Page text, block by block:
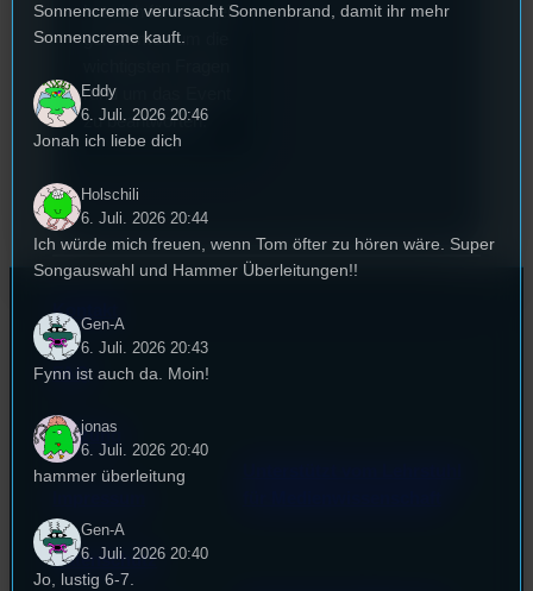
hat sich für uns Zeit
genommen um die
rund um das Event
zu beantworten.
Kontakt
FAQ
Satzung
Datenschutz
Sonnencreme verursacht Sonnenbrand, damit ihr mehr
Sonnencreme kauft.
Eddy
6. Juli. 2026 20:46
Jonah ich liebe dich
Holschili
6. Juli. 2026 20:44
Ich würde mich freuen, wenn Tom öfter zu hören wäre. Super
Songauswahl und Hammer Überleitungen!!
Gen-A
6. Juli. 2026 20:43
Fynn ist auch da. Moin!
jonas
6. Juli. 2026 20:40
hammer überleitung
Gen-A
6. Juli. 2026 20:40
Jo, lustig 6-7.